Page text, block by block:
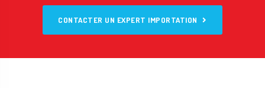
CONTACTER UN EXPERT IMPORTATION